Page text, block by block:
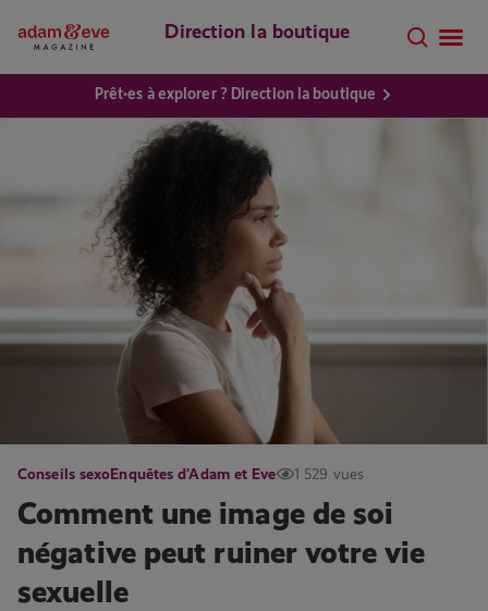
Direction la boutique
Prêt·es à explorer ? Direction la boutique
Conseils sexoEnquêtes d'Adam et Eve 1 529 vues
Comment une image de soi
négative peut ruiner votre vie
sexuelle